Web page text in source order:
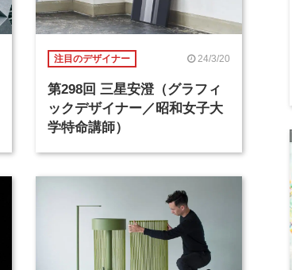
注目のデザイナー 24/3/20
第298回 三星安澄（グラフィ
ックデザイナー／昭和女子大
学特命講師）